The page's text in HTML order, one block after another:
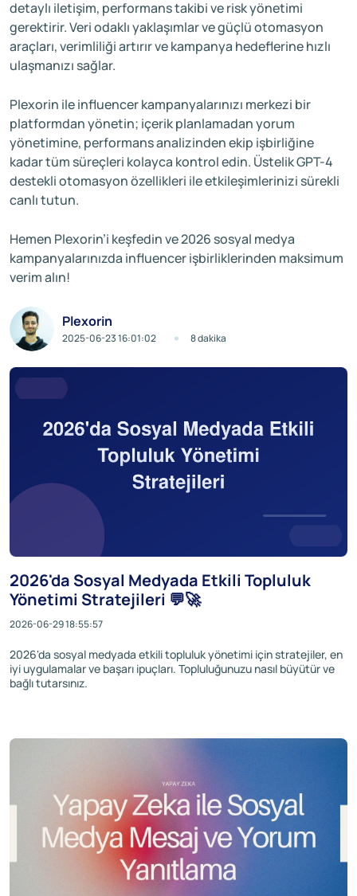
detaylı iletişim, performans takibi ve risk yönetimi
gerektirir. Veri odaklı yaklaşımlar ve güçlü otomasyon
araçları, verimliliği artırır ve kampanya hedeflerine hızlı
ulaşmanızı sağlar.
Plexorin ile influencer kampanyalarınızı merkezi bir
platformdan yönetin; içerik planlamadan yorum
yönetimine, performans analizinden ekip işbirliğine
kadar tüm süreçleri kolayca kontrol edin. Üstelik GPT-4
destekli otomasyon özellikleri ile etkileşimlerinizi sürekli
canlı tutun.
Hemen Plexorin’i keşfedin ve 2026 sosyal medya
kampanyalarınızda influencer işbirliklerinden maksimum
verim alın!
Plexorin
2025-06-23 16:01:02 8 dakika
2026'da Sosyal Medyada Etkili Topluluk
Yönetimi Stratejileri 💬🚀
2026-06-29 18:55:57
2026'da sosyal medyada etkili topluluk yönetimi için stratejiler, en
iyi uygulamalar ve başarı ipuçları. Topluluğunuzu nasıl büyütür ve
bağlı tutarsınız.